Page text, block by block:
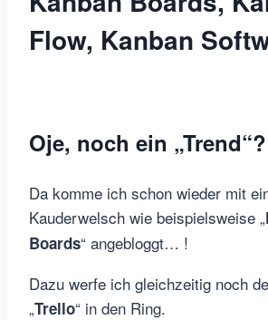
Flow, Kanban
Oje, noch ein „Trend“?
Da komme ich schon wieder mit
Kauderwelsch wie beispielsweise „
Boards“ angebloggt… !
Dazu werfe ich gleichzeitig noch
„Trello“ in den Ring.